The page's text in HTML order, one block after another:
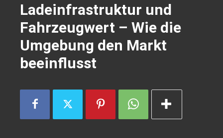
Ladeinfrastruktur und
Fahrzeugwert – Wie die
Umgebung den Markt
beeinflusst